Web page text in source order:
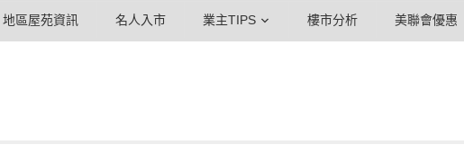
地區屋苑資訊 名人入市 業主TIPS 樓市分析 美聯會優惠